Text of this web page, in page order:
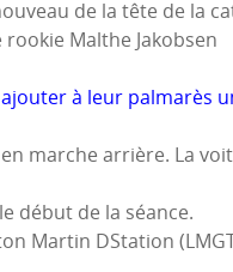
de la tête de la
Malthe Jakobsen
à leur palmarès
marche arrière. La
début de la séance.
Martin DStation